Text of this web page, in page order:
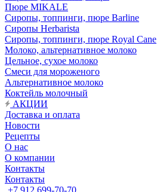
Пюре MIKALE
Сиропы, топпинги, пюре Barline
Сиропы Herbarista
Сиропы, топпинги, пюре Royal Cane
Молоко, альтернативное молоко
Цельное, сухое молоко
Смеси для мороженого
Альтернативное молоко
Коктейль молочный
АКЦИИ
Доставка и оплата
Новости
Рецепты
О нас
О компании
Контакты
Контакты
+7 912 699-70-70